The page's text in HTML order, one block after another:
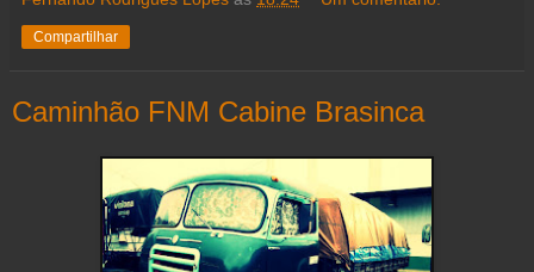
Compartilhar
Caminhão FNM Cabine Brasinca